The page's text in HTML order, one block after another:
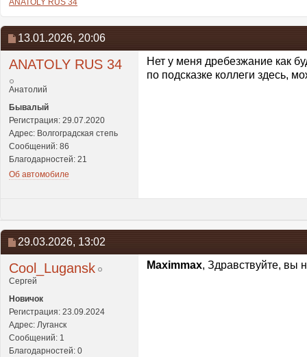
ANATOLY RUS 34
13.01.2026, 20:06
ANATOLY RUS 34
Анатолий
Бывалый
Регистрация: 29.07.2020
Адрес: Волгоградская степь
Сообщений: 86
Благодарностей: 21
Об автомобиле
Нет у меня дребезжание как
по подсказке коллеги здесь,
29.03.2026, 13:02
Cool_Lugansk
Сергей
Новичок
Регистрация: 23.09.2024
Адрес: Луганск
Сообщений: 1
Благодарностей: 0
Maximmax, Здравствуйте, вы